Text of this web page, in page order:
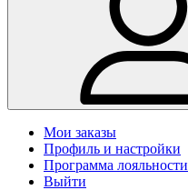
Мои заказы
Профиль и настройки
Программа лояльности
Выйти